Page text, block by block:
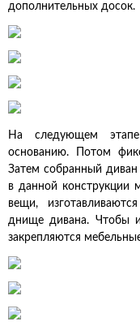
дополнительных досок.
На следующем
основанию. Потом
Затем собранный диван
в данной конструкции
вещи,
днище дивана. Чтобы
закрепляются